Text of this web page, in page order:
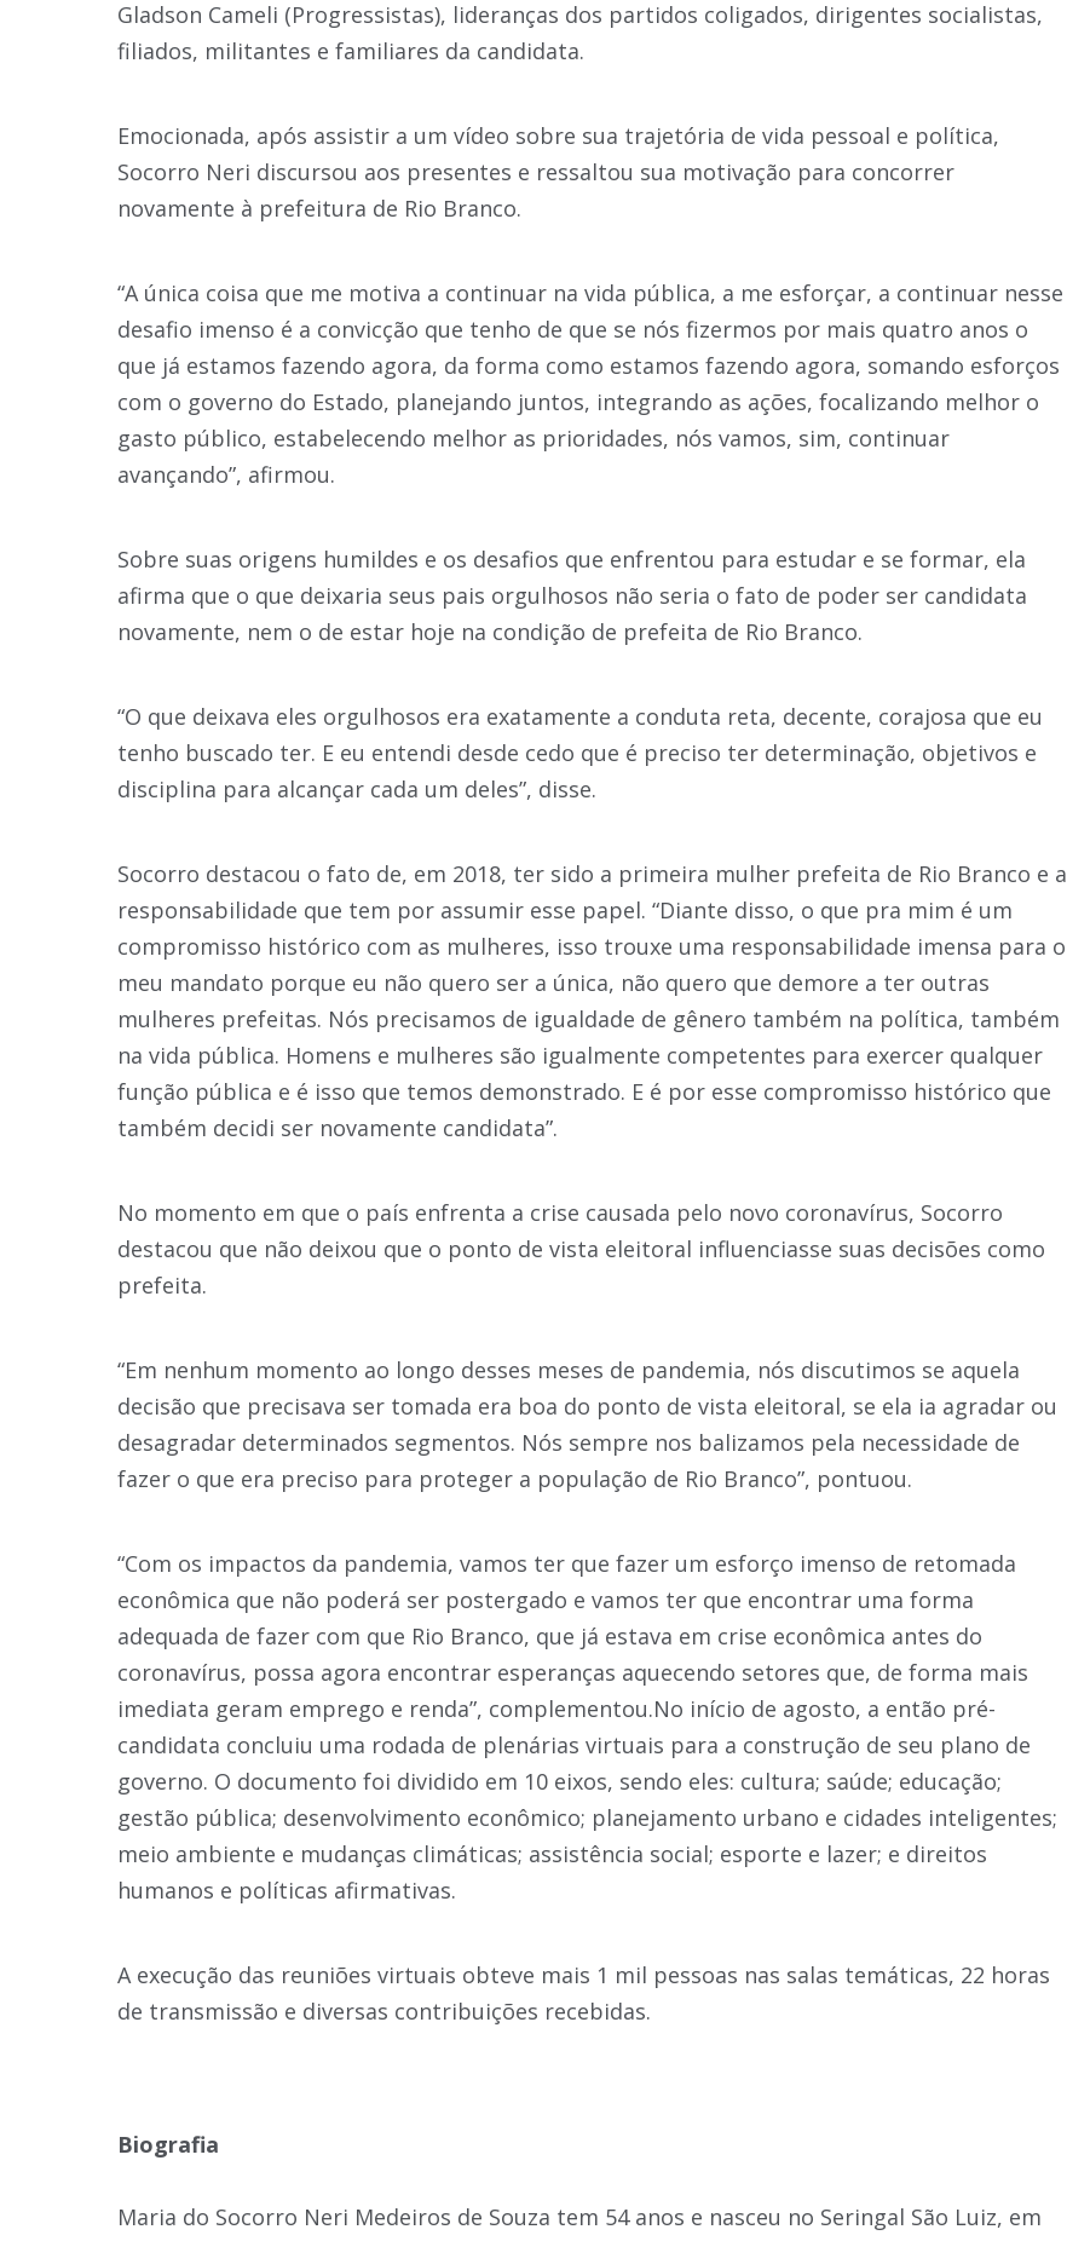
Gladson Cameli (Progressistas), lideranças dos partidos coligados, dirigentes socialistas,
filiados, militantes e familiares da candidata.
Emocionada, após assistir a um vídeo sobre sua trajetória de vida pessoal e política,
Socorro Neri discursou aos presentes e ressaltou sua motivação para concorrer
novamente à prefeitura de Rio Branco.
“A única coisa que me motiva a continuar na vida pública, a me esforçar, a continuar nesse
desafio imenso é a convicção que tenho de que se nós fizermos por mais quatro anos o
que já estamos fazendo agora, da forma como estamos fazendo agora, somando esforços
com o governo do Estado, planejando juntos, integrando as ações, focalizando melhor o
gasto público, estabelecendo melhor as prioridades, nós vamos, sim, continuar
avançando”, afirmou.
Sobre suas origens humildes e os desafios que enfrentou para estudar e se formar, ela
afirma que o que deixaria seus pais orgulhosos não seria o fato de poder ser candidata
novamente, nem o de estar hoje na condição de prefeita de Rio Branco.
“O que deixava eles orgulhosos era exatamente a conduta reta, decente, corajosa que eu
tenho buscado ter. E eu entendi desde cedo que é preciso ter determinação, objetivos e
disciplina para alcançar cada um deles”, disse.
Socorro destacou o fato de, em 2018, ter sido a primeira mulher prefeita de Rio Branco e a
responsabilidade que tem por assumir esse papel. “Diante disso, o que pra mim é um
compromisso histórico com as mulheres, isso trouxe uma responsabilidade imensa para o
meu mandato porque eu não quero ser a única, não quero que demore a ter outras
mulheres prefeitas. Nós precisamos de igualdade de gênero também na política, também
na vida pública. Homens e mulheres são igualmente competentes para exercer qualquer
função pública e é isso que temos demonstrado. E é por esse compromisso histórico que
também decidi ser novamente candidata”.
No momento em que o país enfrenta a crise causada pelo novo coronavírus, Socorro
destacou que não deixou que o ponto de vista eleitoral influenciasse suas decisões como
prefeita.
“Em nenhum momento ao longo desses meses de pandemia, nós discutimos se aquela
decisão que precisava ser tomada era boa do ponto de vista eleitoral, se ela ia agradar ou
desagradar determinados segmentos. Nós sempre nos balizamos pela necessidade de
fazer o que era preciso para proteger a população de Rio Branco”, pontuou.
“Com os impactos da pandemia, vamos ter que fazer um esforço imenso de retomada
econômica que não poderá ser postergado e vamos ter que encontrar uma forma
adequada de fazer com que Rio Branco, que já estava em crise econômica antes do
coronavírus, possa agora encontrar esperanças aquecendo setores que, de forma mais
imediata geram emprego e renda”, complementou.No início de agosto, a então pré-
candidata concluiu uma rodada de plenárias virtuais para a construção de seu plano de
governo. O documento foi dividido em 10 eixos, sendo eles: cultura; saúde; educação;
gestão pública; desenvolvimento econômico; planejamento urbano e cidades inteligentes;
meio ambiente e mudanças climáticas; assistência social; esporte e lazer; e direitos
humanos e políticas afirmativas.
A execução das reuniões virtuais obteve mais 1 mil pessoas nas salas temáticas, 22 horas
de transmissão e diversas contribuições recebidas.
Biografia
Maria do Socorro Neri Medeiros de Souza tem 54 anos e nasceu no Seringal São Luiz, em